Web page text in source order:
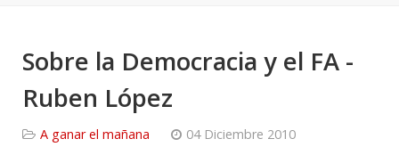
Sobre la Democracia y el FA -
Ruben López
A ganar el mañana
04 Diciembre 2010